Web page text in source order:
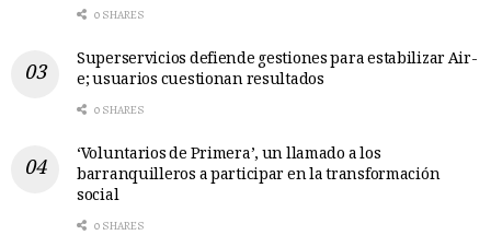
0 SHARES
Superservicios defiende gestiones para estabilizar Air-
e; usuarios cuestionan resultados
0 SHARES
‘Voluntarios de Primera’, un llamado a los
barranquilleros a participar en la transformación
social
0 SHARES